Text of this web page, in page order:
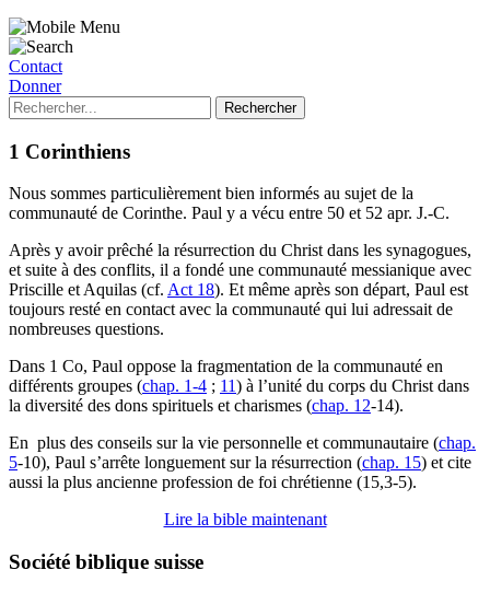
Contact
Donner
1 Corinthiens
Nous sommes particulièrement bien informés au sujet de la
communauté de Corinthe. Paul y a vécu entre 50 et 52 apr. J.-C.
Après y avoir prêché la résurrection du Christ dans les synagogues,
et suite à des conflits, il a fondé une communauté messianique avec
Priscille et Aquilas (cf. Act 18). Et même après son départ, Paul est
toujours resté en contact avec la communauté qui lui adressait de
nombreuses questions.
Dans 1 Co, Paul oppose la fragmentation de la communauté en
différents groupes (chap. 1-4 ; 11) à l’unité du corps du Christ dans
la diversité des dons spirituels et charismes (chap. 12-14).
En plus des conseils sur la vie personnelle et communautaire (chap.
5-10), Paul s’arrête longuement sur la résurrection (chap. 15) et cite
aussi la plus ancienne profession de foi chrétienne (15,3-5).
Lire la bible maintenant
Société biblique suisse